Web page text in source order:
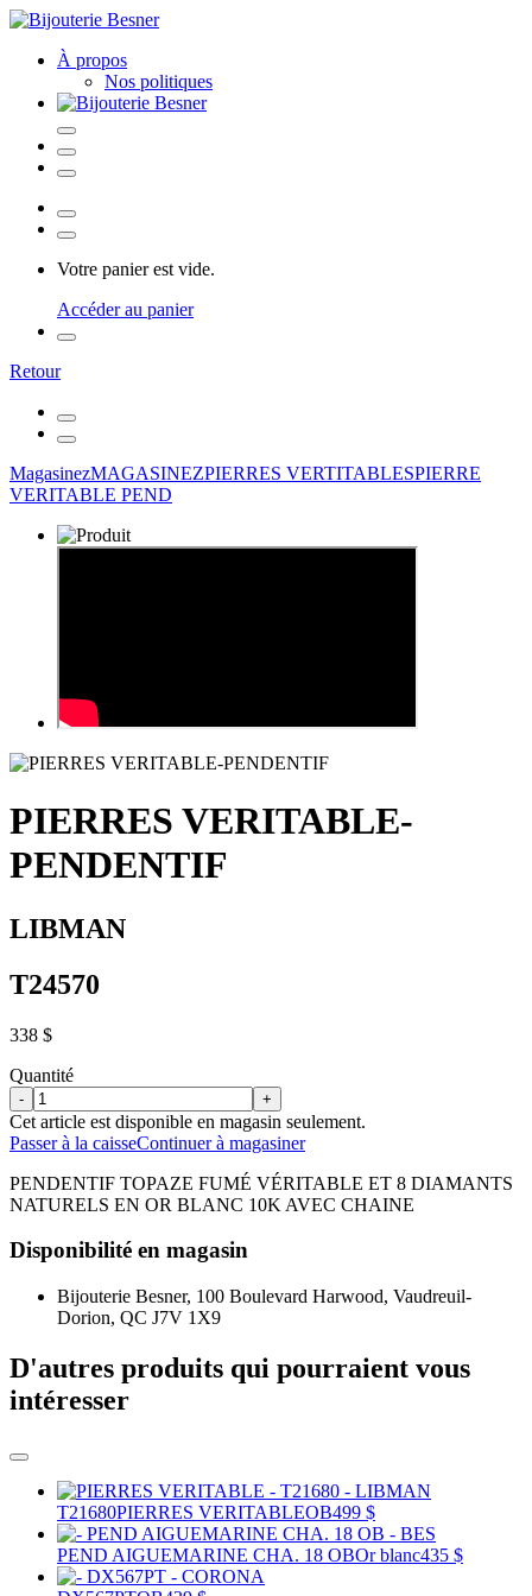
À propos
Nos politiques
Votre panier est vide.
Accéder au panier
Retour
MagasinezMAGASINEZPIERRES VERTITABLESPIERRE
VERITABLE PEND
PIERRES VERITABLE-
PENDENTIF
LIBMAN
T24570
338 $
Quantité
- +
Cet article est disponible en magasin seulement.
Passer à la caisseContinuer à magasiner
PENDENTIF TOPAZE FUMÉ VÉRITABLE ET 8 DIAMANTS
NATURELS EN OR BLANC 10K AVEC CHAINE
Disponibilité en magasin
Bijouterie Besner, 100 Boulevard Harwood, Vaudreuil-
Dorion, QC J7V 1X9
D'autres produits qui pourraient vous
intéresser
T21680PIERRES VERITABLEOB499 $
PEND AIGUEMARINE CHA. 18 OBOr blanc435 $